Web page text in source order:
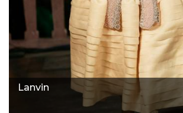
Lanvin